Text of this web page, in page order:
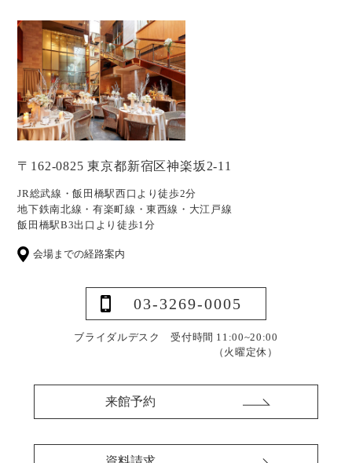
〒162-0825 東京都新宿区神楽坂2-11
JR総武線・飯田橋駅西口より徒歩2分
地下鉄南北線・有楽町線・東西線・大江戸線
飯田橋駅B3出口より徒歩1分
会場までの経路案内
03-3269-0005
ブライダルデスク 受付時間 11:00~20:00
（火曜定休）
来館予約